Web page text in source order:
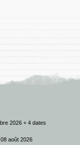
2026 + 4 dates
août 2026